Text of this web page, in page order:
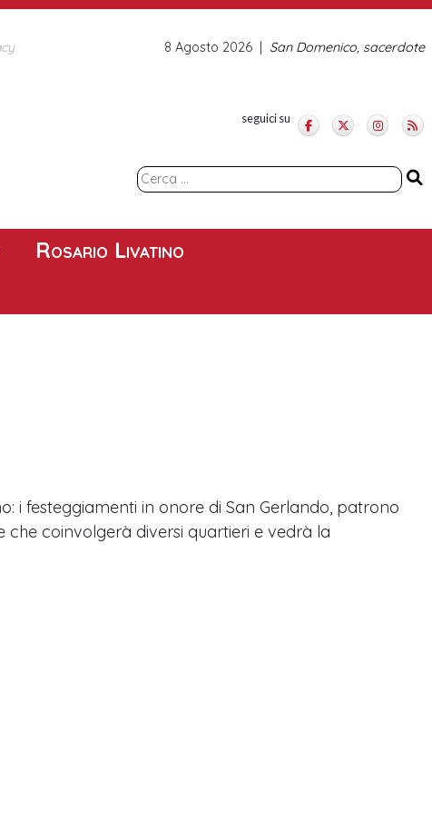
San Domenico, sacerdote
8 Agosto 2026
seguici su
Ricerca
Rosario Livatino
i festeggiamenti in onore di San Gerlando, patrono
coinvolgerà diversi quartieri e vedrà la